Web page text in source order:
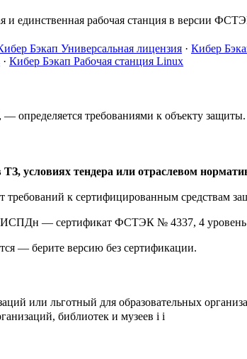
и единственная рабочая станция в версии
Бэкап Универсальная лицензия · Кибер
· Кибер Бэкап Рабочая станция Linux
требованиями к объекту защиты.
условиях тендера или отраслевом
требований к сертифицированным средствам
— сертификат ФСТЭК № 4337, 4 уровень
— берите версию без сертификации.
или льготный для образовательных
библиотек и музеев i i